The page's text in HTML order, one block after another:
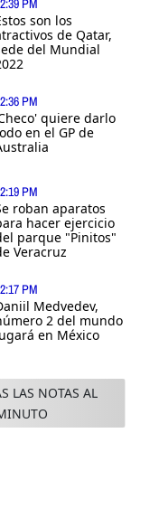
PM
son los
de Qatar,
del Mundial
PM
quiere darlo
en el GP de
PM
roban aparatos
hacer ejercicio
parque "Pinitos"
Veracruz
PM
Medvedev,
2 del mundo
en México
LAS NOTAS AL